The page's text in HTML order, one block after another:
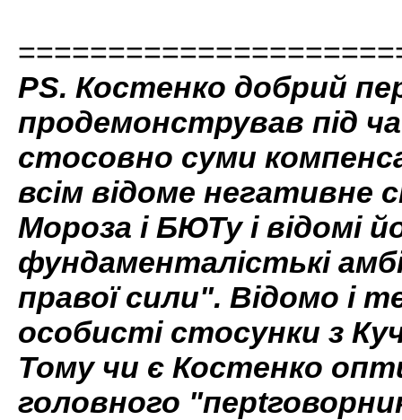
PS. Костенко добрий
продемонстрував під
стосовно суми
всім відоме негативне
Мороза і БЮТу і відомі
фундаменталістькі
правої сили". Відомо і
особисті стосунки з
Тому чи є Костенко
головного